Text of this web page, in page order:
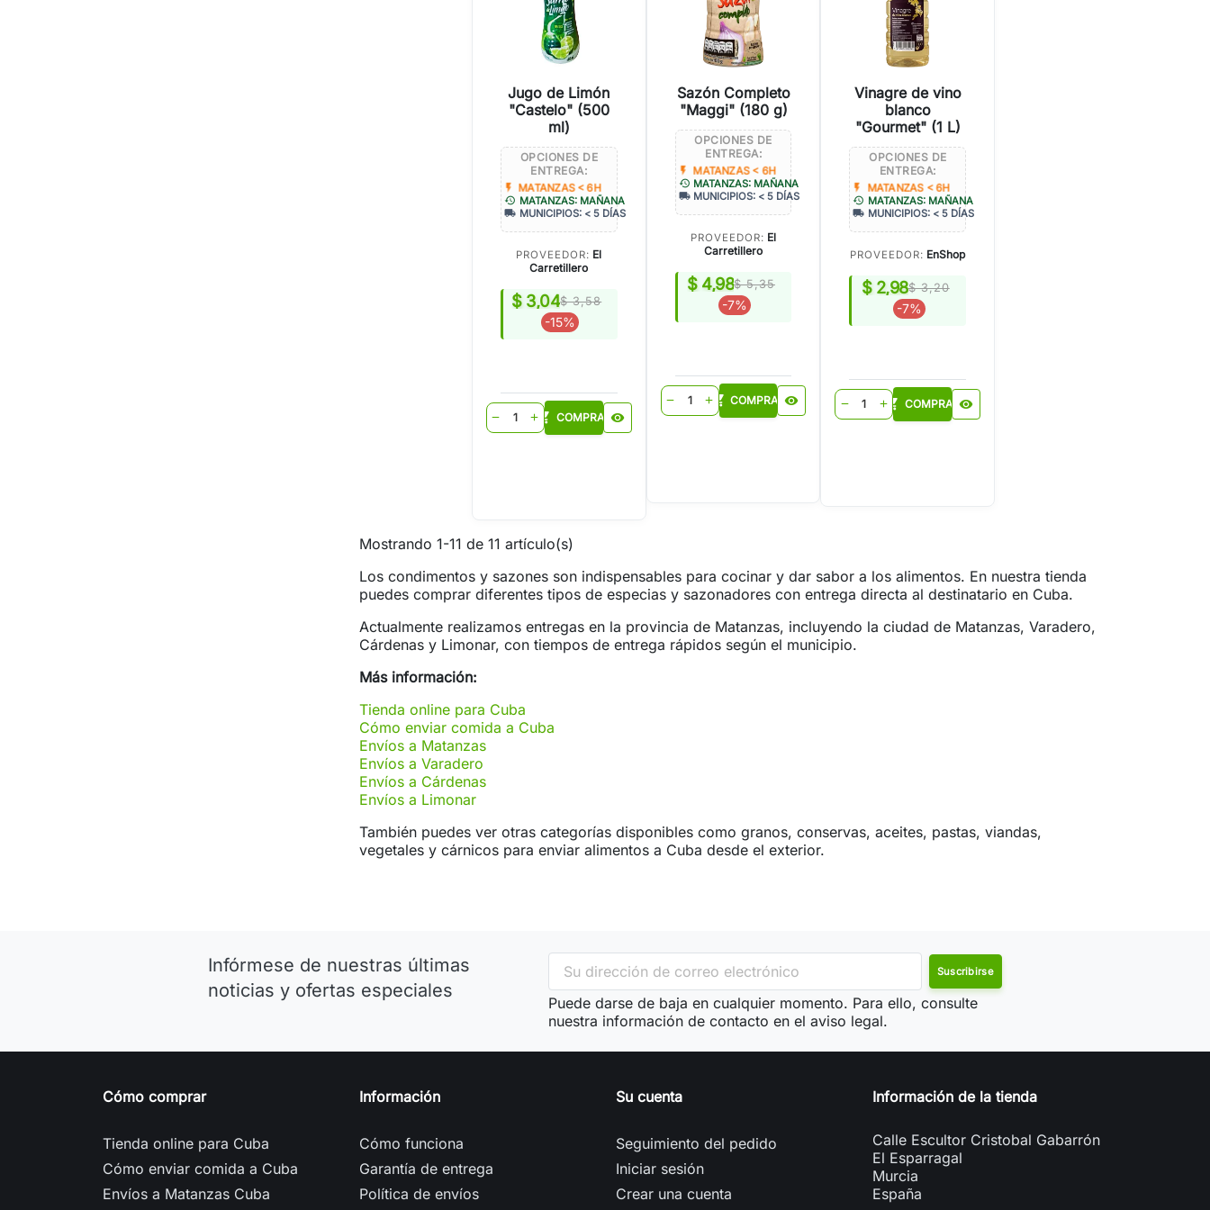
Jugo de Limón
"Castelo" (500
ml)
OPCIONES DE
ENTREGA:
flash_on MATANZAS < 6H
history MATANZAS: MAÑANA
local_shipping MUNICIPIOS: < 5 DÍAS
PROVEEDOR: El
Carretillero
$ 3,04$ 3,58
-15%
remove addshopping_cart COMPRARvisibility
Sazón Completo
"Maggi" (180 g)
OPCIONES DE
ENTREGA:
flash_on MATANZAS < 6H
history MATANZAS: MAÑANA
local_shipping MUNICIPIOS: < 5 DÍAS
PROVEEDOR: El
Carretillero
$ 4,98$ 5,35
-7%
remove addshopping_cart COMPRARvisibility
Vinagre de vino
blanco
"Gourmet" (1 L)
OPCIONES DE
ENTREGA:
flash_on MATANZAS < 6H
history MATANZAS: MAÑANA
local_shipping MUNICIPIOS: < 5 DÍAS
PROVEEDOR: EnShop
$ 2,98$ 3,20
-7%
remove addshopping_cart COMPRARvisibility
Mostrando 1-11 de 11 artículo(s)
Los condimentos y sazones son indispensables para cocinar y dar sabor a los alimentos. En nuestra tienda
puedes comprar diferentes tipos de especias y sazonadores con entrega directa al destinatario en Cuba.
Actualmente realizamos entregas en la provincia de Matanzas, incluyendo la ciudad de Matanzas, Varadero,
Cárdenas y Limonar, con tiempos de entrega rápidos según el municipio.
Más información:
Tienda online para Cuba
Cómo enviar comida a Cuba
Envíos a Matanzas
Envíos a Varadero
Envíos a Cárdenas
Envíos a Limonar
También puedes ver otras categorías disponibles como granos, conservas, aceites, pastas, viandas,
vegetales y cárnicos para enviar alimentos a Cuba desde el exterior.
Infórmese de nuestras últimas
noticias y ofertas especiales
Puede darse de baja en cualquier momento. Para ello, consulte
nuestra información de contacto en el aviso legal.
Cómo comprar
Tienda online para Cuba
Cómo enviar comida a Cuba
Envíos a Matanzas Cuba
Información
Cómo funciona
Garantía de entrega
Política de envíos
Su cuenta
Seguimiento del pedido
Iniciar sesión
Crear una cuenta
Información de la tienda
Calle Escultor Cristobal Gabarrón
El Esparragal
Murcia
España